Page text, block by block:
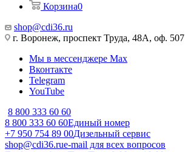
Корзина0
shop@cdi36.ru
г. Воронеж, проспект Труда, 48А, оф. 507
Мы в мессенджере Max
Вконтакте
Telegram
YouTube
8 800 333 60 60
8 800 333 60 60Единый номер
+7 950 754 89 00Дизельный сервис
shop@cdi36.rue-mail для всех вопросов